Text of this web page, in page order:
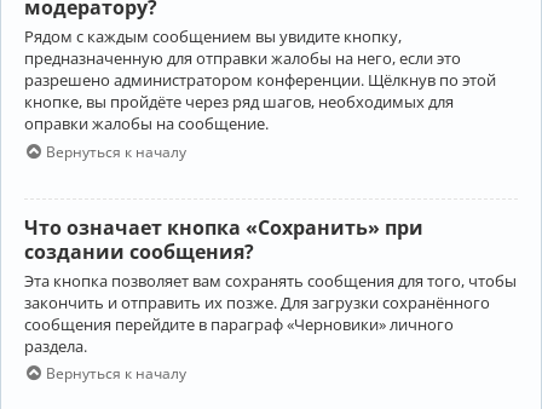
модератору?
Рядом с каждым сообщением вы увидите кнопку,
предназначенную для отправки жалобы на него, если это
разрешено администратором конференции. Щёлкнув по этой
кнопке, вы пройдёте через ряд шагов, необходимых для
оправки жалобы на сообщение.
Вернуться к началу
Что означает кнопка «Сохранить» при
создании сообщения?
Эта кнопка позволяет вам сохранять сообщения для того, чтобы
закончить и отправить их позже. Для загрузки сохранённого
сообщения перейдите в параграф «Черновики» личного
раздела.
Вернуться к началу